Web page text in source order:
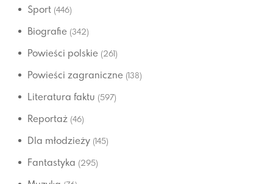
Sport (446)
Biografie (342)
Powieści polskie (261)
Powieści zagraniczne (138)
Literatura faktu (597)
Reportaż (46)
Dla młodzieży (145)
Fantastyka (295)